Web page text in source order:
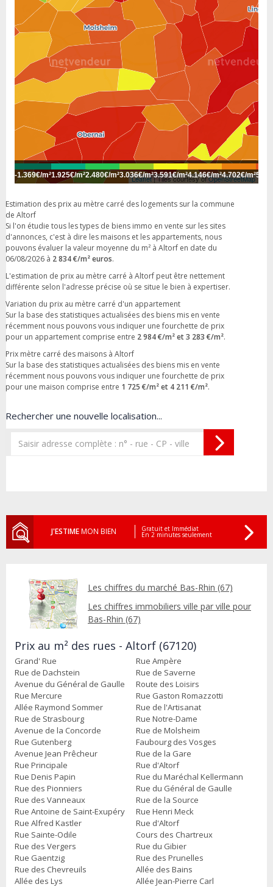
Leaflet| Tiles courtesy ofOpenStreetMap
-1.369€/m²1.925€/m²2.480€/m²3.036€/m²3.591€/m²4.146€/m²4.702€/m²
Estimation des prix au mètre carré des logements sur la commune
de Altorf
Si l'on étudie tous les types de biens immo en vente sur les sites
d'annonces, c'est à dire les maisons et les appartements, nous
pouvons évaluer la valeur moyenne du m² à Altorf en date du
06/08/2026 à 2 834 €/m² euros.
L'estimation de prix au mètre carré à Altorf peut être nettement
différente selon l'adresse précise où se situe le bien à expertiser.
Variation du prix au mètre carré d'un appartement
Sur la base des statistiques actualisées des biens mis en vente
récemment nous pouvons vous indiquer une fourchette de prix
pour un appartement comprise entre 2 984 €/m² et 3 283 €/m².
Prix mètre carré des maisons à Altorf
Sur la base des statistiques actualisées des biens mis en vente
récemment nous pouvons vous indiquer une fourchette de prix
pour une maison comprise entre 1 725 €/m² et 4 211 €/m².
Rechercher une nouvelle localisation...
J'ESTIMEMON BIEN Gratuit et Immédiat
En 2 minutes seulement
Les chiffres du marché Bas-Rhin (67)
Les chiffres immobiliers ville par ville pour
Bas-Rhin (67)
Prix au m² des rues - Altorf (67120)
Grand' Rue
Rue Ampère
Rue de Dachstein
Rue de Saverne
Avenue du Général de Gaulle
Route des Loisirs
Rue Mercure
Rue Gaston Romazzotti
Allée Raymond Sommer
Rue de l'Artisanat
Rue de Strasbourg
Rue Notre-Dame
Avenue de la Concorde
Rue de Molsheim
Rue Gutenberg
Faubourg des Vosges
Avenue Jean Prêcheur
Rue de la Gare
Rue Principale
Rue d'Altorf
Rue Denis Papin
Rue du Maréchal Kellermann
Rue des Pionniers
Rue du Général de Gaulle
Rue des Vanneaux
Rue de la Source
Rue Antoine de Saint-Exupéry
Rue Henri Meck
Rue Alfred Kastler
Rue d'Altorf
Rue Sainte-Odile
Cours des Chartreux
Rue des Vergers
Rue du Gibier
Rue Gaentzig
Rue des Prunelles
Rue des Chevreuils
Allée des Bains
Allée des Lys
Allée Jean-Pierre Carl